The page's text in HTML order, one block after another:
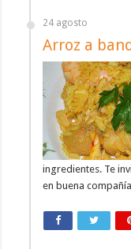
24 agosto
Arroz a
ingredientes. Te
en buena